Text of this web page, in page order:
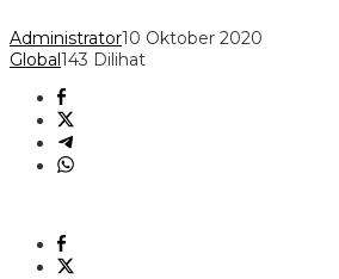
Administrator10 Oktober 2020
Global143 Dilihat